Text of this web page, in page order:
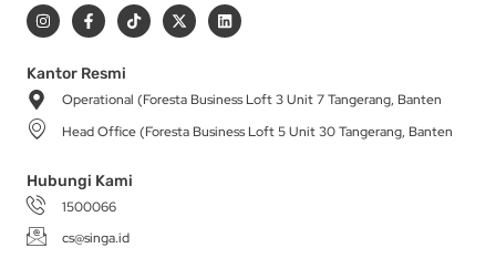
I
n
s
a
g
r
a
m
F
a
c
b
o
-
T
i
k
X
-
t
t
r
L
i
n
i
Kantor Resmi
Operational (Foresta Business Loft 3 Unit 7 Tangerang, Banten
Head Office (Foresta Business Loft 5 Unit 30 Tangerang, Banten
Hubungi Kami
1500066
cs@singa.id